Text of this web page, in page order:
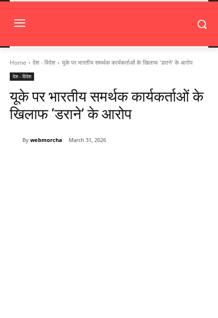
Home देश - विदेश यूके पर भारतीय समर्थक कार्यकर्ताओं के खिलाफ 'डराने' के आरोप
देश - विदेश
यूके पर भारतीय समर्थक कार्यकर्ताओं के
खिलाफ ‘डराने’ के आरोप
By webmorcha March 31, 2026